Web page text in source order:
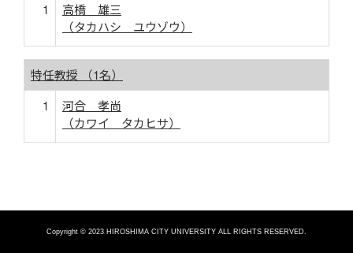
1
高橋 雄三
（タカハシ ユウゾウ）
特任教授 （1名）
1
河合 孝尚
（カワイ タカヒサ）
Copyright © 2023 HIROSHIMA CITY UNIVERSITY ALL RIGHTS RESERVED.